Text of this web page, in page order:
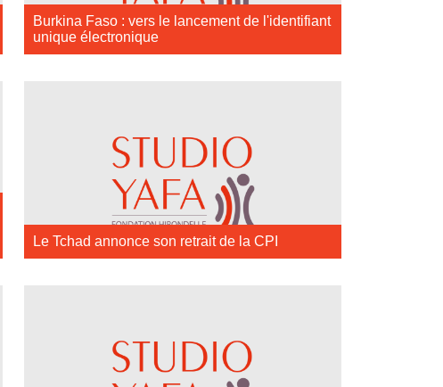
Burkina Faso : vers le lancement de l'identifiant
unique électronique
Le Tchad annonce son retrait de la CPI